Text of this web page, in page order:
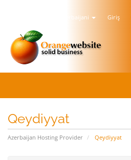
Azerbaijani Giriş
Qeydiyyat
Azerbaijan Hosting Provider Qeydiyyat